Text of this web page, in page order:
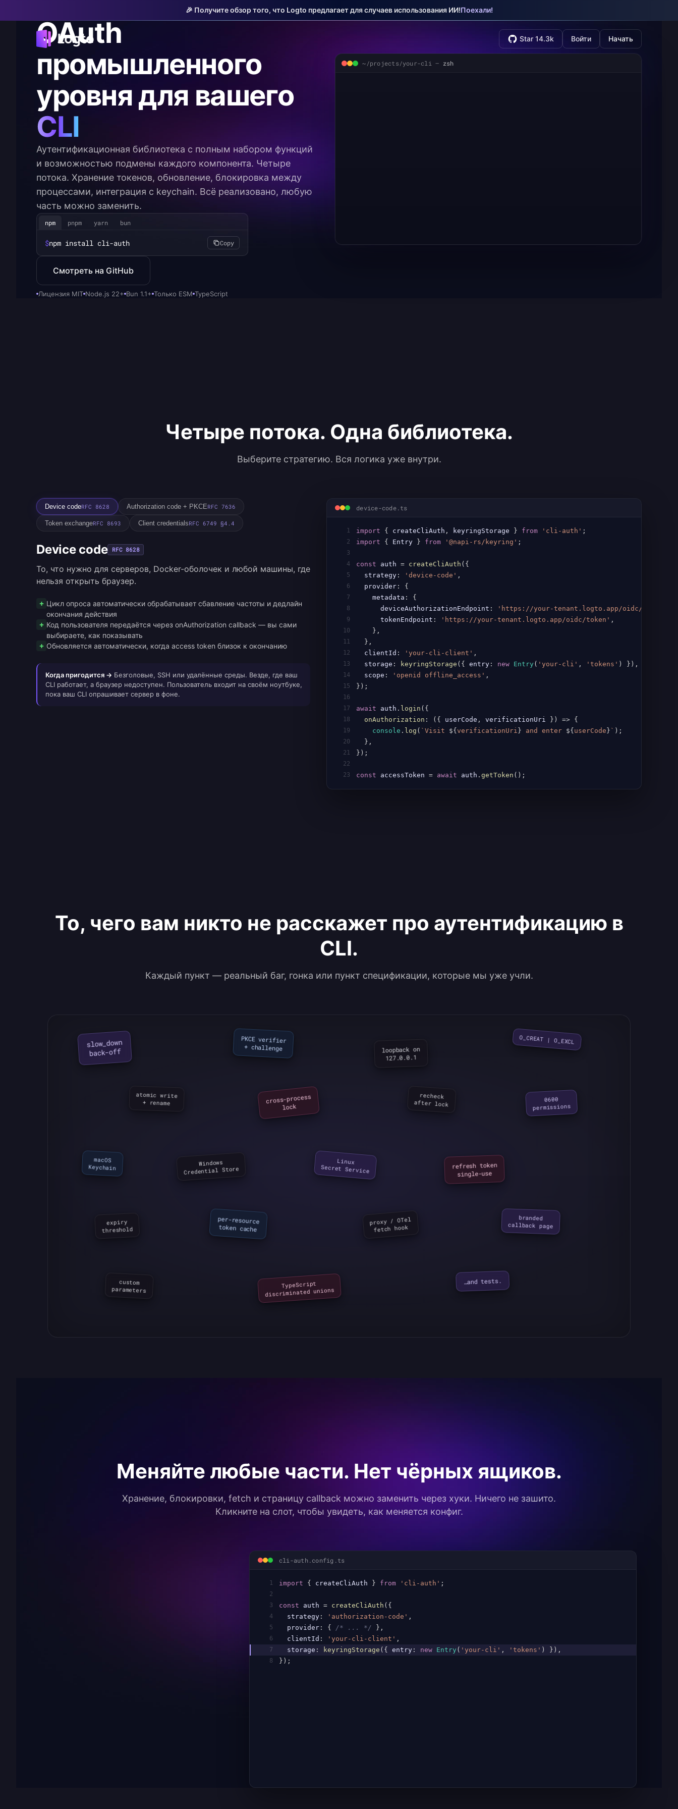
🎉 Получите обзор того, что Logto предлагает для случаев использования ИИ!Поехали!
Star 14.3k Войти Начать
OAuth
промышленного
уровня для вашего
CLI
Аутентификационная библиотека с полным набором функций
и возможностью подмены каждого компонента. Четыре
потока. Хранение токенов, обновление, блокировка между
процессами, интеграция с keychain. Всё реализовано, любую
часть можно заменить.
npm pnpm yarn bun
$npm install cli-auth Copy
Смотреть на GitHub
Лицензия MIT Node.js 22+ Bun 1.1+ Только ESM TypeScript
~/projects/your-cli — zsh
Четыре потока. Одна библиотека.
Выберите стратегию. Вся логика уже внутри.
Device codeRFC 8628 Authorization code + PKCERFC 7636
Token exchangeRFC 8693 Client credentialsRFC 6749 §4.4
Device code RFC 8628
То, что нужно для серверов, Docker-оболочек и любой машины, где
нельзя открыть браузер.
Цикл опроса автоматически обрабатывает сбавление частоты и дедлайн
окончания действия
Код пользователя передаётся через onAuthorization callback — вы сами
выбираете, как показывать
Обновляется автоматически, когда access token близок к окончанию
Когда пригодится → Безголовые, SSH или удалённые среды. Везде, где ваш
CLI работает, а браузер недоступен. Пользователь входит на своём ноутбуке,
пока ваш CLI опрашивает сервер в фоне.
device-code.ts
1 import { createCliAuth , keyringStorage } from 'cli-auth' ;
2 import { Entry } from '@napi-rs/keyring' ;
3
4
const auth = createCliAuth ( {
5
  strategy
: 'device-code' ,
6
  provider
: {
7
    metadata
: {
8
      deviceAuthorizationEndpoint
: 'https://your-tenant.logto.app/oidc/device/
9
      tokenEndpoint
: 'https://your-tenant.logto.app/oidc/token' ,
10 } ,
11 } ,
12
  clientId
: 'your-cli-client' ,
13
  storage
: keyringStorage ( { entry : new Entry ( 'your-cli' , 'tokens' ) } ) ,
14
  scope
: 'openid offline_access' ,
15 } ) ;
16
17
await auth . login ( {
18 onAuthorization : ( { userCode , verificationUri } ) => {
19 console . log ( `Visit ${verificationUri } and enter ${ userCode } ` ) ;
20 } ,
21 } ) ;
22
23
const accessToken = await auth .getToken ( ) ;
То, чего вам никто не расскажет про аутентификацию в
CLI.
Каждый пункт — реальный баг, гонка или пункт спецификации, которые мы уже учли.
slow_down
back-off + challenge loopback on
127.0.0.1
O_CREAT | O_EXCL
atomic write
+ rename cross-process
lock after lock 0600
permissions
macOS
Keychain Windows
Credential Store
Linux
Secret Service refresh token
single-use
expiry
threshold
per-resource
token cache
proxy / OTel
fetch hook
branded
callback page
parameters
TypeScript
discriminated unions
…and tests.
Меняйте любые части. Нет чёрных ящиков.
Хранение, блокировки, fetch и страницу callback можно заменить через хуки. Ничего не зашито.
Кликните на слот, чтобы увидеть, как меняется конфиг.
cli-auth.config.ts
1 import { createCliAuth } from 'cli-auth' ;
2
3
const auth = createCliAuth ( {
4
  strategy
: 'authorization-code' ,
5
  provider
: { /* ... */ } ,
6
  clientId
: 'your-cli-client' ,
7
  storage
: keyringStorage ( { entry : new Entry ( 'your-cli' , 'tokens' ) } ) ,
8 } ) ;